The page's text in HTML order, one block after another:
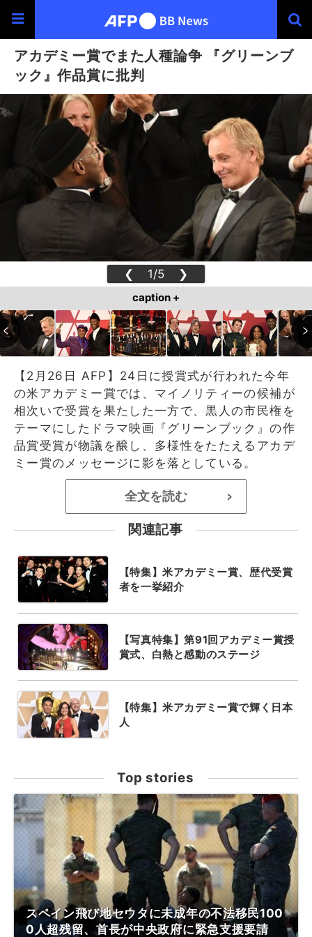
アカデミー賞でまた人種論争 『グリーンブ
ック』作品賞に批判
❮ 1/5 ❯
caption +
【2月26日 AFP】24日に授賞式が行われた今年
の米アカデミー賞では、マイノリティーの候補が
相次いで受賞を果たした一方で、黒人の市民権を
テーマにしたドラマ映画『グリーンブック』の作
品賞受賞が物議を醸し、多様性をたたえるアカデ
ミー賞のメッセージに影を落としている。
全文を読む >
関連記事
【特集】米アカデミー賞、歴代受賞
者を一挙紹介
【写真特集】第91回アカデミー賞授
賞式、白熱と感動のステージ
【特集】米アカデミー賞で輝く日本
人
Top stories
スペイン飛び地セウタに未成年の不法移民100
0人超残留、首長が中央政府に緊急支援要請